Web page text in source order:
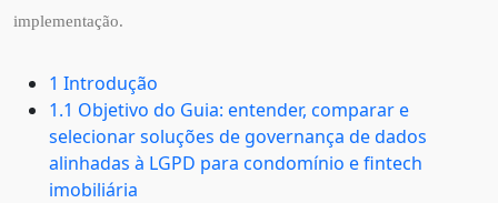
implementação.
1 Introdução
1.1 Objetivo do Guia: entender, comparar e
selecionar soluções de governança de dados
alinhadas à LGPD para condomínio e fintech
imobiliária